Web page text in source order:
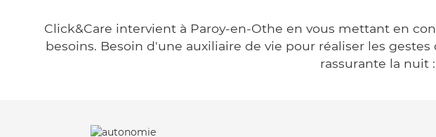
Click&Care intervient à Paroy-en-Othe en vous mettant en
besoins. Besoin d'une auxiliaire de vie pour réaliser les
rassurante la nuit :